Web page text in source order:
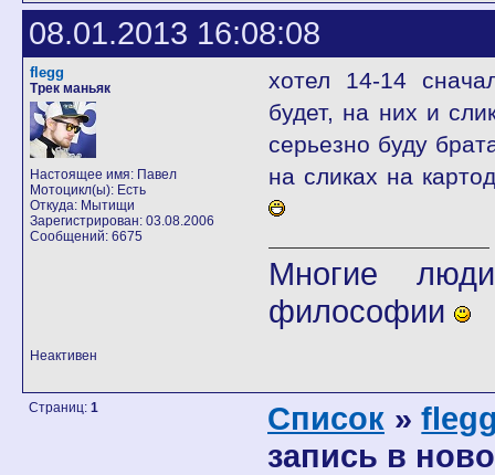
08.01.2013 16:08:08
flegg
Трек маньяк
Настоящее имя: Павел
Мотоцикл(ы): Есть
Откуда: Мытищи
Зарегистрирован: 03.08.2006
Сообщений: 6675
хотел 14-14
будет, на них и
серьезно буду
на сликах на
Многие
философии
Неактивен
Страниц: 1 Список »
запись в